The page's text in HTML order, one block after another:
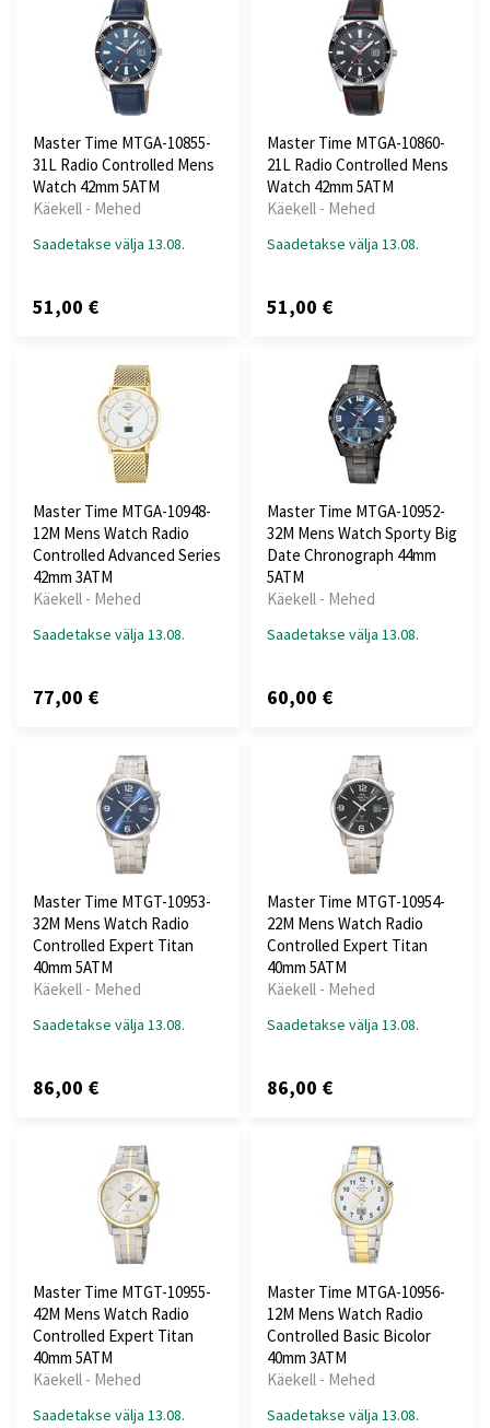
Master Time MTGA-10855-
31L Radio Controlled Mens
Watch 42mm 5ATM
Käekell - Mehed
Saadetakse välja 13.08.
51,00 €
Master Time MTGA-10860-
21L Radio Controlled Mens
Watch 42mm 5ATM
Käekell - Mehed
Saadetakse välja 13.08.
51,00 €
Master Time MTGA-10948-
12M Mens Watch Radio
Controlled Advanced Series
42mm 3ATM
Käekell - Mehed
Saadetakse välja 13.08.
77,00 €
Master Time MTGA-10952-
32M Mens Watch Sporty Big
Date Chronograph 44mm
5ATM
Käekell - Mehed
Saadetakse välja 13.08.
60,00 €
Master Time MTGT-10953-
32M Mens Watch Radio
Controlled Expert Titan
40mm 5ATM
Käekell - Mehed
Saadetakse välja 13.08.
86,00 €
Master Time MTGT-10954-
22M Mens Watch Radio
Controlled Expert Titan
40mm 5ATM
Käekell - Mehed
Saadetakse välja 13.08.
86,00 €
Master Time MTGT-10955-
42M Mens Watch Radio
Controlled Expert Titan
40mm 5ATM
Käekell - Mehed
Saadetakse välja 13.08.
Master Time MTGA-10956-
12M Mens Watch Radio
Controlled Basic Bicolor
40mm 3ATM
Käekell - Mehed
Saadetakse välja 13.08.